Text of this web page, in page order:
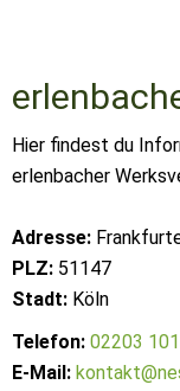
Hier findest du
erlenbacher
Adresse:
PLZ: 51147
Stadt: Köln
Telefon: 02203
E-Mail: